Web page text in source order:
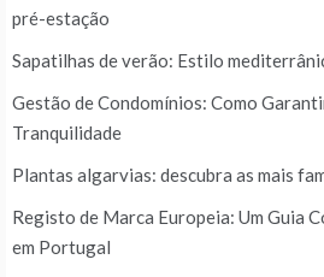
pré-estação
Sapatilhas de verão: Estilo
Gestão de Condomínios: Como
Tranquilidade
Plantas algarvias: descubra as mais
Registo de Marca Europeia: Um Guia
em Portugal